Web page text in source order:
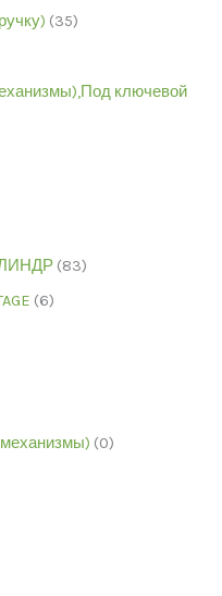
(35)
ключевой
(83)
(6)
(0)